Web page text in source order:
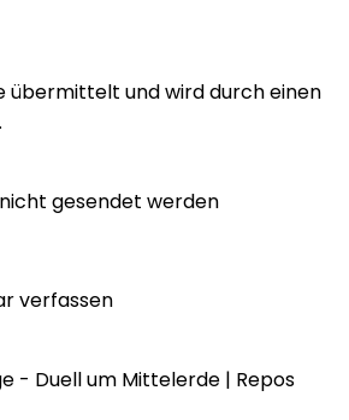
übermittelt und wird durch einen
gesendet werden
verfassen